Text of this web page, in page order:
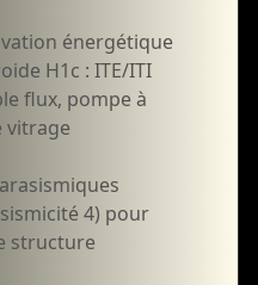
énergétique
H1c : ITE/ITI
flux, pompe à
vitrage
4) pour
structure